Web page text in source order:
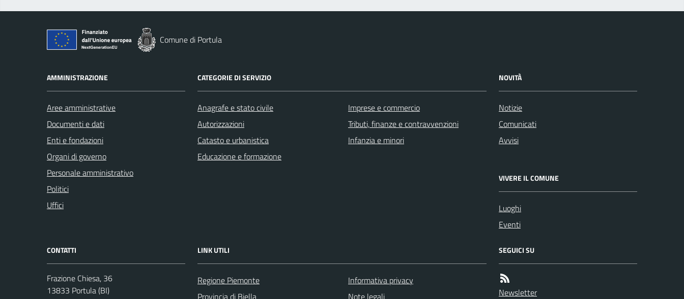
Comune di Portula
AMMINISTRAZIONE
Aree amministrative
Documenti e dati
Enti e fondazioni
Organi di governo
Personale amministrativo
Politici
Uffici
CATEGORIE DI SERVIZIO
Anagrafe e stato civile
Autorizzazioni
Catasto e urbanistica
Educazione e formazione
Imprese e commercio
Tributi, finanze e contravvenzioni
Infanzia e minori
NOVITÀ
Notizie
Comunicati
Avvisi
VIVERE IL COMUNE
Luoghi
Eventi
CONTATTI
Frazione Chiesa, 36
13833 Portula (BI)
LINK UTILI
Regione Piemonte
Provincia di Biella
Informativa privacy
Note legali
SEGUICI SU
Newsletter